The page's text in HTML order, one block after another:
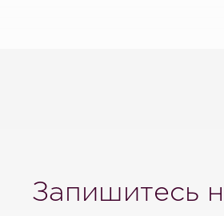
Запишитесь